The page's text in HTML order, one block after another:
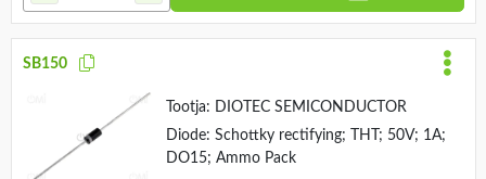
SB150
Tootja: DIOTEC SEMICONDUCTOR
Diode: Schottky rectifying; THT; 50V; 1A;
DO15; Ammo Pack